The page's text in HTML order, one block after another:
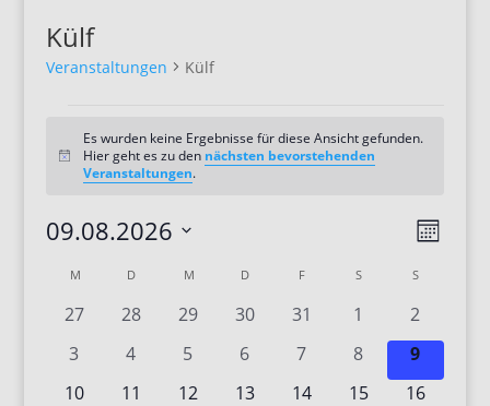
Külf
Veranstaltungen Külf
Hinweis
Es wurden keine Ergebnisse für diese Ansicht gefunden.
Hier geht es zu den nächsten bevorstehenden
Veranstaltungen.
Monat
09.08.2026
wählen.
Kalender
von
M MONTAGD DIENSTAG
M MITTWOCH
D DONNERSTAG
FFREITAG SSAMSTAGSSONNTAG
0
27
0
28
0
29
0
30
0
Veranstaltungen
31
0
Veranstaltungen
1
0
2
0
3
0
4
0
5
0
6
0
Veranstaltungen
7
0
Veranstaltungen
8
0
9
0
10
0
11
0
12
0
13
0
14
0
15
0
16